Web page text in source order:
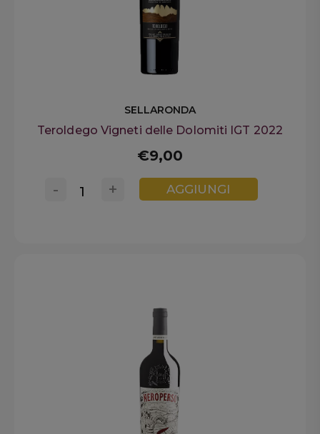
SELLARONDA
Teroldego Vigneti delle Dolomiti IGT 2022
€9,00
+
- AGGIUNGI